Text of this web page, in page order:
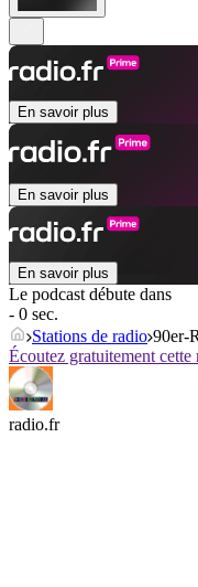
En savoir plus
En savoir plus
En savoir plus
Le podcast débute dans
- 0 sec.
Stations de radio 90er-
Écoutez gratuitement
radio.fr